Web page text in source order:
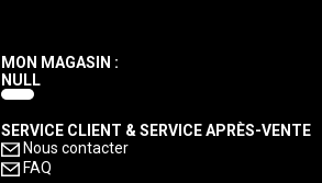
MON MAGASIN :
NULL
SERVICE CLIENT & SERVICE APRÈS-VENTE
Nous contacter
FAQ